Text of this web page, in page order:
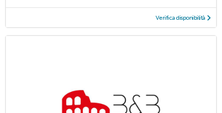
Verifica disponibilità